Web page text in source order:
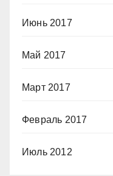
Июнь 2017
Май 2017
Март 2017
Февраль 2017
Июль 2012